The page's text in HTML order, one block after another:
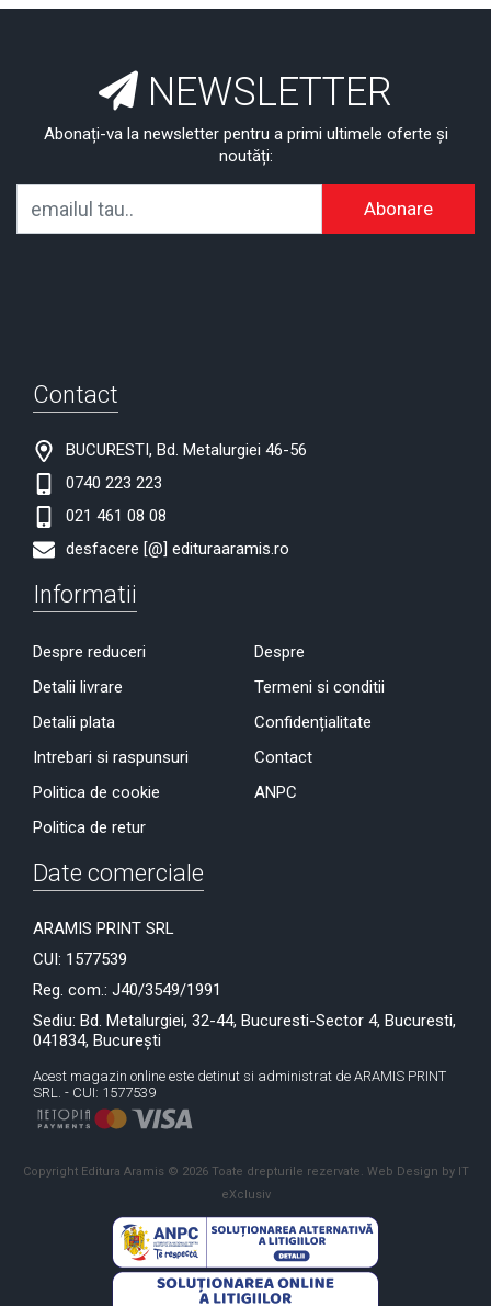
NEWSLETTER
Abonați-va la newsletter pentru a primi ultimele oferte și
noutăți:
Abonare
Contact
BUCURESTI, Bd. Metalurgiei 46-56
0740 223 223
021 461 08 08
desfacere [@] edituraaramis.ro
Informatii
Despre reduceri
Detalii livrare
Detalii plata
Intrebari si raspunsuri
Politica de cookie
Politica de retur
Despre
Termeni si conditii
Confidențialitate
Contact
ANPC
Date comerciale
ARAMIS PRINT SRL
CUI: 1577539
Reg. com.: J40/3549/1991
Sediu: Bd. Metalurgiei, 32-44, Bucuresti-Sector 4, Bucuresti,
041834, București
Acest magazin online este detinut si administrat de ARAMIS PRINT
SRL. - CUI: 1577539
Copyright Editura Aramis © 2026 Toate drepturile rezervate. Web Design by IT
eXclusiv